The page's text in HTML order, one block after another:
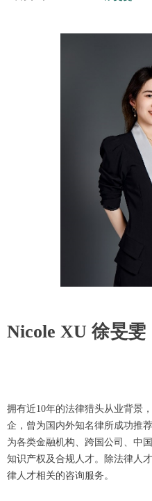
Nicole XU 徐旻雯
拥有近10年的法律猎头从业背景
企，曾为国内外知名律所成功推
为各类金融机构、跨国公司、中
知识产权及合规人才。除法律人
律人才相关的咨询服务。